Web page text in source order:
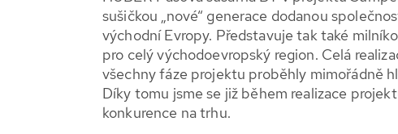
sušičkou „nové“ generace dodanou
východní Evropy. Představuje tak také
pro celý východoevropský region. Celá
všechny fáze projektu proběhly mimořádně
Díky tomu jsme se již během realizace
konkurence na trhu.